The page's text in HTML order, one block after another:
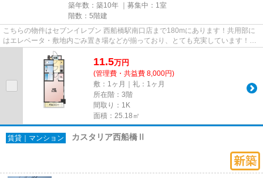
築年数：築10年 ｜募集中： 1室
階数：5階建
こちらの物件はセブンイレブン 西船橋駅南口店まで180mにあります！共用部に
はエレベータ・敷地内ごみ置き場などが揃っており、とても充実しています！初
期費用をカードでお支払いいた...
11.5万円
(管理費・共益費 8,000円)
敷：1ヶ月｜礼：1ヶ月
所在階：3階
間取り：1K
面積：25.18㎡
賃貸｜マンション カスタリア西船橋Ⅱ